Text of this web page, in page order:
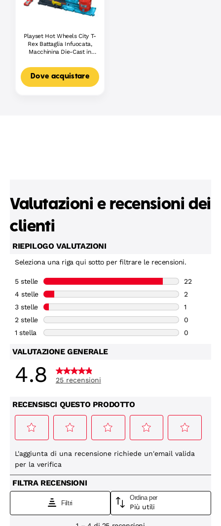
Playset Hot Wheels City T-
Rex Battaglia Infuocata,
Macchinina Die-Cast in
Nemico
Dove acquistare